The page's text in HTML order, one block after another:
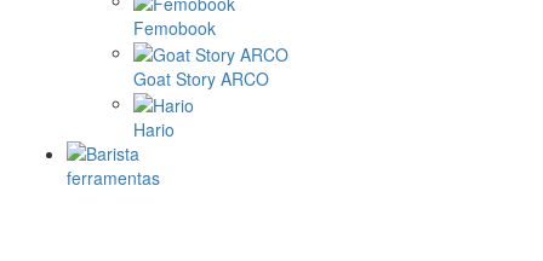
Femobook
Goat Story ARCO
Hario